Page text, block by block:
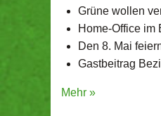
Grüne wollen
Home-Office im
Den 8. Mai
Gastbeitrag
Mehr »